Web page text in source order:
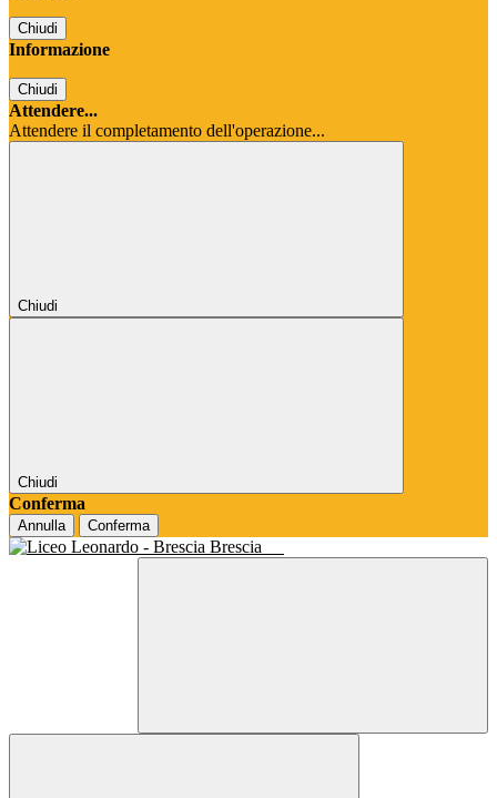
Chiudi
Informazione
Chiudi
Attendere...
Attendere il completamento dell'operazione...
Chiudi
Chiudi
Conferma
Annulla Conferma
Brescia